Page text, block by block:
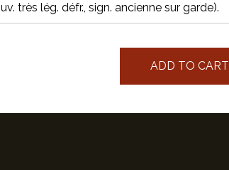
très lég. défr., sign. ancienne sur garde).
ADD TO CART